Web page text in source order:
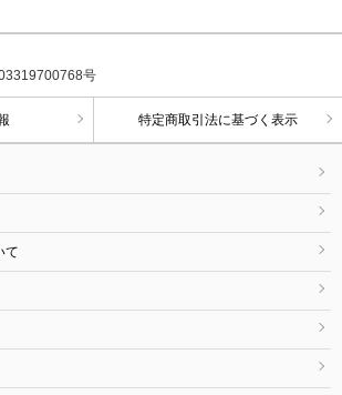
号
特定商取引法に基づく表示
て